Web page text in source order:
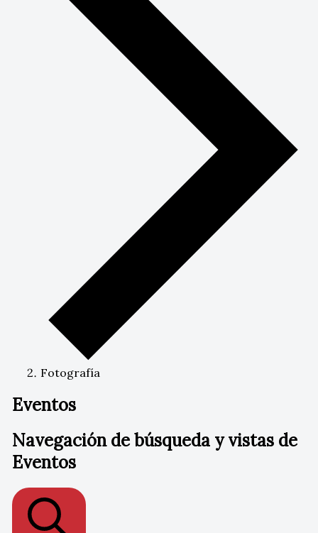
Fotografía
Eventos
Navegación de búsqueda y vistas de
Eventos